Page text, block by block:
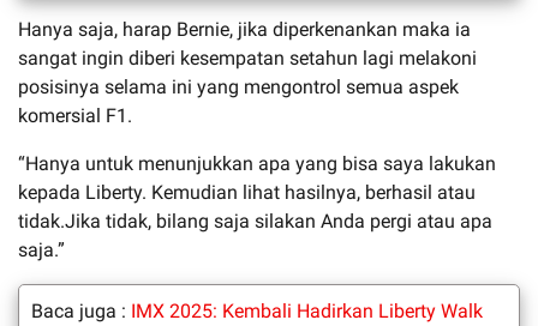
Hanya saja, harap Bernie, jika diperkenankan maka ia
sangat ingin diberi kesempatan setahun lagi melakoni
posisinya selama ini yang mengontrol semua aspek
komersial F1.
“Hanya untuk menunjukkan apa yang bisa saya lakukan
kepada Liberty. Kemudian lihat hasilnya, berhasil atau
tidak.Jika tidak, bilang saja silakan Anda pergi atau apa
saja.”
Baca juga : IMX 2025: Kembali Hadirkan Liberty Walk